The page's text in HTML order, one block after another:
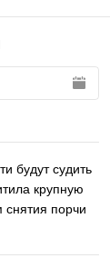
будут судить
крупную
порчи